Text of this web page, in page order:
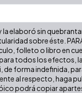
elaboró sin
sobre éste.
folleto o libro en
todos los efectos,
de forma indefinida,
al respecto, haga
podrá copiar